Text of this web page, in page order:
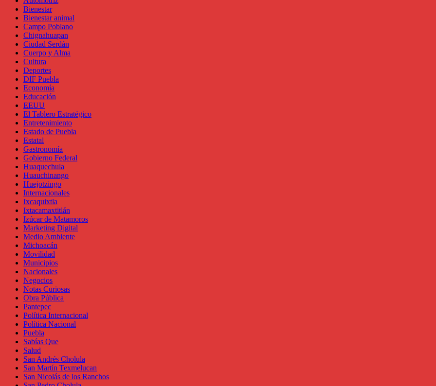
Bienestar
Bienestar animal
Campo Poblano
Chignahuapan
Ciudad Serdán
Cuerpo y Alma
Cultura
Deportes
DIF Puebla
Economía
Educación
EEUU
El Tablero Estratégico
Entretenimiento
Estado de Puebla
Estatal
Gastronomía
Gobierno Federal
Huaquechula
Huauchinango
Huejotzingo
Internacionales
Ixcaquixtla
Ixtacamaxtitlán
Izúcar de Matamoros
Marketing Digital
Medio Ambiente
Michoacán
Movilidad
Municipios
Nacionales
Negocios
Notas Curiosas
Obra Pública
Pantepec
Política Internacional
Política Nacional
Puebla
Sabías Que
Salud
San Andrés Cholula
San Martín Texmelucan
San Nicolás de los Ranchos